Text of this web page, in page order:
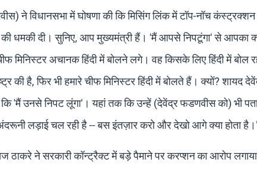
ने विधानसभा में घोषणा की कि मिसिंग लिंक में टॉप-नॉच
की धमकी दी। सुनिए, आप मुख्यमंत्री हैं। 'मैं आपसे निपटूंगा' से आपका
मिनिस्टर अचानक हिंदी में बोलने लगे। वह किसके लिए हिंदी में
की है, फिर भी हमारे चीफ मिनिस्टर हिंदी में बोलते हैं। क्यों? शायद
'मैं उनसे निपट लूंगा'। यहां तक ​​कि उन्हें (देवेंद्र फडणवीस को) भी
लड़ाई चल रही है -- बस इंतज़ार करो और देखो आगे क्या होता
ठाकरे ने सरकारी कॉन्ट्रैक्ट में बड़े पैमाने पर करप्शन का आरोप